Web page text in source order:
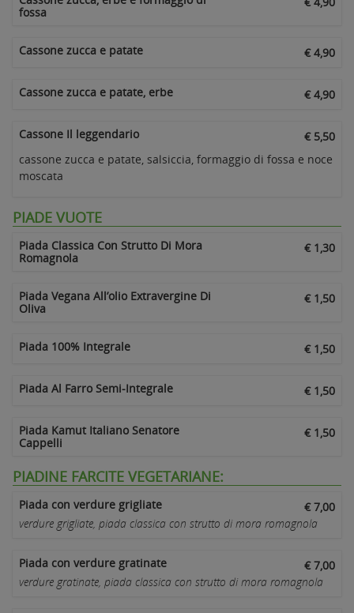
fossa
Cassone zucca e patate € 4,90
Cassone zucca e patate, erbe € 4,90
Cassone Il leggendario
€ 5,50
cassone zucca e patate, salsiccia, formaggio di fossa e noce
moscata
PIADE VUOTE
Piada Classica Con Strutto Di Mora
Romagnola
€ 1,30
Piada Vegana All’olio Extravergine Di
Oliva
€ 1,50
Piada 100% Integrale € 1,50
Piada Al Farro Semi-Integrale € 1,50
Piada Kamut Italiano Senatore
Cappelli
€ 1,50
PIADINE FARCITE VEGETARIANE:
Piada con verdure grigliate
€ 7,00
verdure grigliate, piada classica con strutto di mora romagnola
Piada con verdure gratinate
€ 7,00
verdure gratinate, piada classica con strutto di mora romagnola